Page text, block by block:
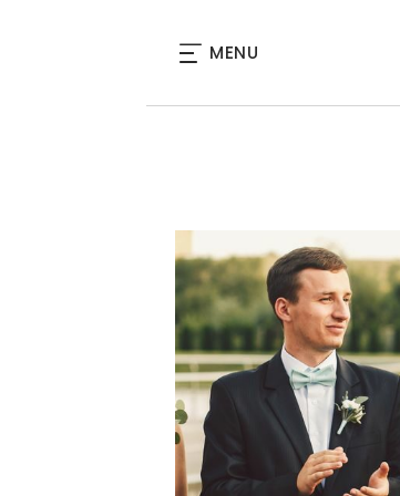
MENU